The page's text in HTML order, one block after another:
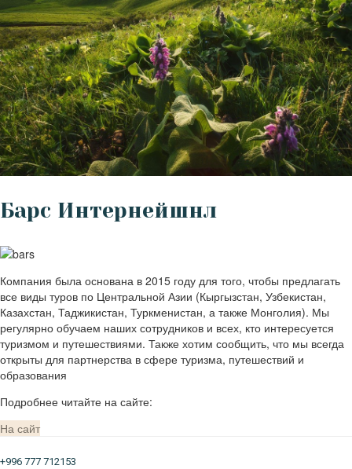
Барс Интернейшнл
Компания была основана в 2015 году для того, чтобы предлагать
все виды туров по Центральной Азии (Кыргызстан, Узбекистан,
Казахстан, Таджикистан, Туркменистан, а также Монголия). Мы
регулярно обучаем наших сотрудников и всех, кто интересуется
туризмом и путешествиями. Также хотим сообщить, что мы всегда
открыты для партнерства в сфере туризма, путешествий и
образования
Подробнее читайте на сайте:
На сайт
+996 777 712153